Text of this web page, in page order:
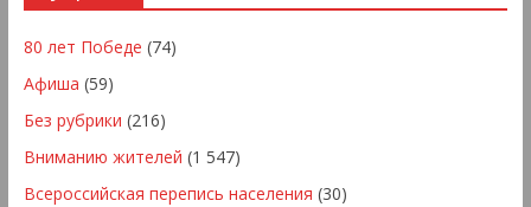
80 лет Победе (74)
Афиша (59)
Без рубрики (216)
Вниманию жителей (1 547)
Всероссийская перепись населения (30)